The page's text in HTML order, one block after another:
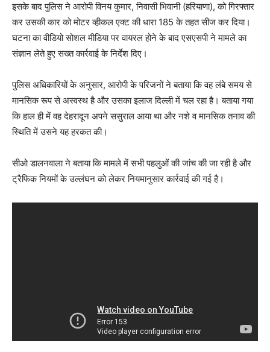
इसके बाद पुलिस ने आरोपी विनय कुमार, निवासी भिवानी (हरियाणा), को गिरफ्तार
कर उसकी कार को मोटर व्हीकल एक्ट की धारा 185 के तहत सीज कर दिया।
घटना का वीडियो सोशल मीडिया पर वायरल होने के बाद एसएसपी ने मामले का
संज्ञान लेते हुए सख्त कार्रवाई के निर्देश दिए।
पुलिस अधिकारियों के अनुसार, आरोपी के परिजनों ने बताया कि वह लंबे समय से
मानसिक रूप से अस्वस्थ है और उसका इलाज दिल्ली में चल रहा है। बताया गया
कि हाल ही में वह देहरादून अपने ससुराल आया था और नशे व मानसिक तनाव की
स्थिति में उसने यह हरकत की।
सीओ डालनवाला ने बताया कि मामले में सभी पहलुओं की जांच की जा रही है और
ट्रैफिक नियमों के उल्लंघन को लेकर नियमानुसार कार्रवाई की गई है।